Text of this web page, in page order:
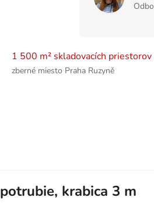
1 500 m² skladovacích priestorov
zberné miesto Praha Ruzyně
krabica 3 m